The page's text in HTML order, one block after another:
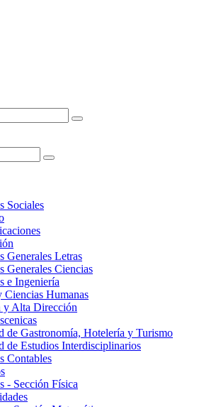
Sociales
Generales Letras
Generales Ciencias
e Ingeniería
Ciencias Humanas
y Alta Dirección
de Gastronomía, Hotelería y Turismo
de Estudios Interdisciplinarios
Contables
- Sección Física